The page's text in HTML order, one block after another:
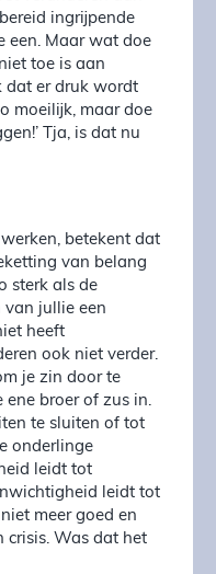
ingrijpende
een. Maar wat doe
toe is aan
dat er druk wordt
moeilijk, maar doe
Tja, is dat nu
betekent dat
van belang
sterk als de
van jullie een
heeft
ook niet verder.
je zin door te
broer of zus in.
te sluiten of tot
onderlinge
leidt tot
leidt tot
meer goed en
crisis. Was dat het